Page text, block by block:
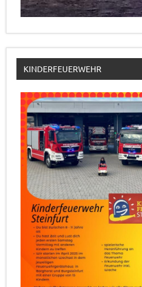
KINDERFEUERWEHR